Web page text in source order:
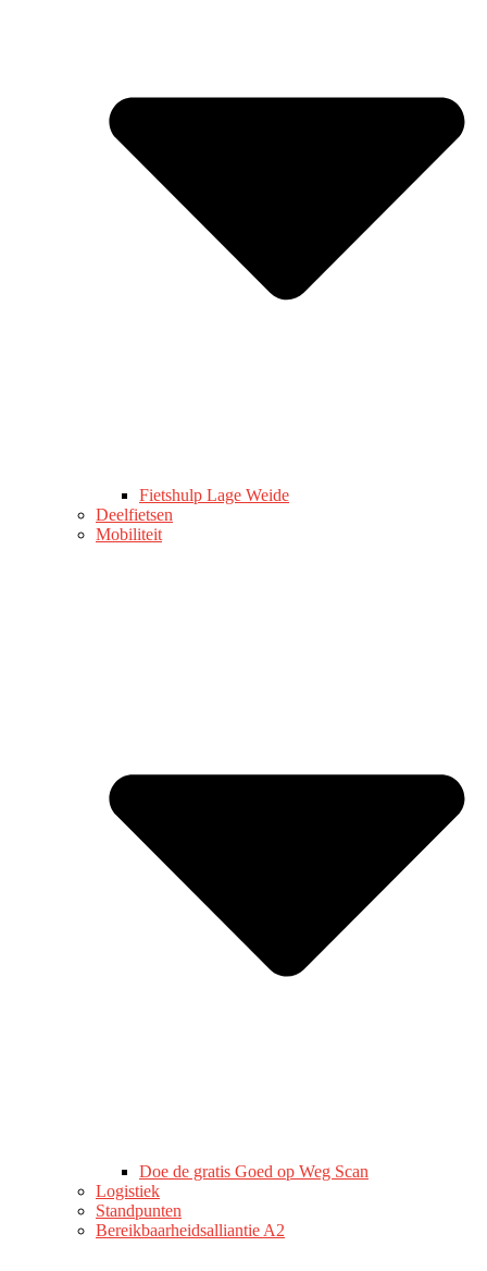
Fietshulp Lage Weide
Deelfietsen
Mobiliteit
Doe de gratis Goed op Weg Scan
Logistiek
Standpunten
Bereikbaarheidsalliantie A2